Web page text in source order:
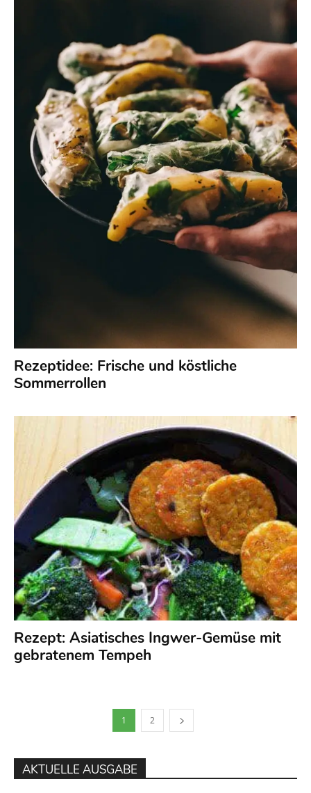
Rezeptidee: Frische und köstliche
Sommerrollen
Rezept: Asiatisches Ingwer-Gemüse mit
gebratenem Tempeh
1 2
AKTUELLE AUSGABE